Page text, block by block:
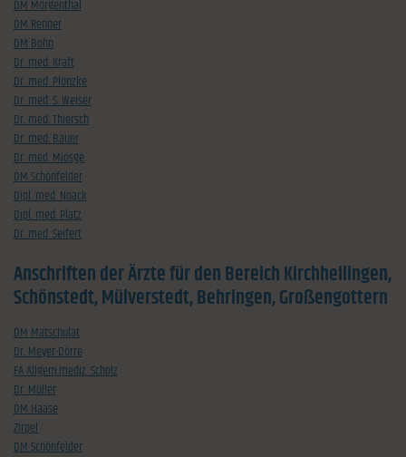
DM Morgenthal
DM Renner
DM Bohn
Dr. med. Kraft
Dr. med. Plönzke
Dr. med. S. Weiser
Dr. med. Thiersch
Dr. med. Bauer
Dr. med. Miosge
DM Schönfelder
Dipl. med. Noack
Dipl. med. Platz
Dr. med. Seifert
Anschriften der Ärzte für den Bereich Kirchheilingen,
Schönstedt, Mülverstedt, Behringen, Großengottern
DM Matschulat
Dr. Meyer-Dörre
FA Allgem.mediz. Scholz
Dr. Müller
DM Haase
Zirpel
DM Schönfelder